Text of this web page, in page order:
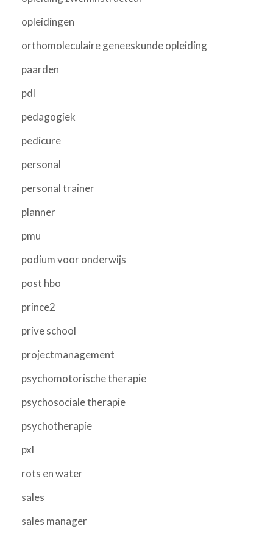
opleidingen
orthomoleculaire geneeskunde opleiding
paarden
pdl
pedagogiek
pedicure
personal
personal trainer
planner
pmu
podium voor onderwijs
post hbo
prince2
prive school
projectmanagement
psychomotorische therapie
psychosociale therapie
psychotherapie
pxl
rots en water
sales
sales manager